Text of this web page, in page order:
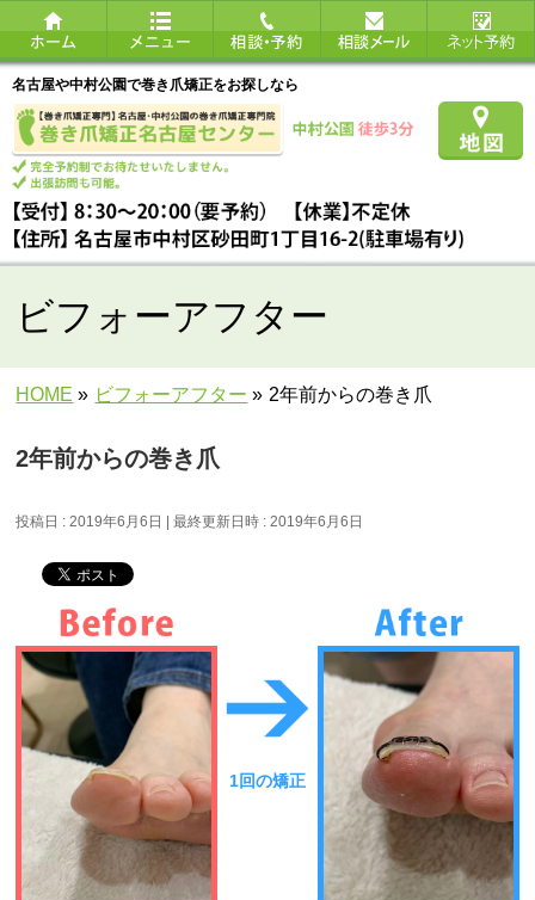
名古屋や中村公園で巻き爪矯正をお探しなら
ビフォーアフター
HOME » ビフォーアフター » 2年前からの巻き爪
2年前からの巻き爪
投稿日 : 2019年6月6日 最終更新日時 : 2019年6月6日
1回の矯正